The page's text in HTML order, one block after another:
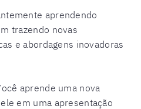
aprendendo
trazendo novas
e abordagens inovadoras
aprende uma nova
em uma apresentação